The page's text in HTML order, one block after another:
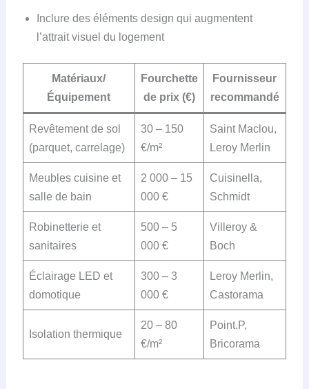
Inclure des éléments design qui augmentent
l’attrait visuel du logement
Matériaux/
Équipement
Fourchette
de prix (€)
Fournisseur
recommandé
Revêtement de sol
(parquet, carrelage)
30 – 150
€/m²
Saint Maclou,
Leroy Merlin
Meubles cuisine et
salle de bain
2 000 – 15
000 €
Cuisinella,
Schmidt
Robinetterie et
sanitaires
500 – 5
000 €
Villeroy &
Boch
Éclairage LED et
domotique
300 – 3
000 €
Leroy Merlin,
Castorama
Isolation thermique
20 – 80
€/m²
Point.P,
Bricorama